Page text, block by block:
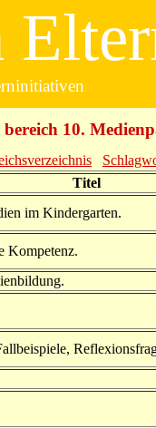
10.
Titel
im Kindergarten.
Kompetenz.